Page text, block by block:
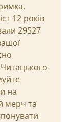
12 років
29527
на
мерч та